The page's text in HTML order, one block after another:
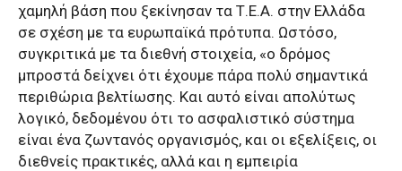
χαμηλή βάση που ξεκίνησαν τα Τ.Ε.Α. στην Ελλάδα
σε σχέση με τα ευρωπαϊκά πρότυπα. Ωστόσο,
συγκριτικά με τα διεθνή στοιχεία, «ο δρόμος
μπροστά δείχνει ότι έχουμε πάρα πολύ σημαντικά
περιθώρια βελτίωσης. Και αυτό είναι απολύτως
λογικό, δεδομένου ότι το ασφαλιστικό σύστημα
είναι ένα ζωντανός οργανισμός, και οι εξελίξεις, οι
διεθνείς πρακτικές, αλλά και η εμπειρία